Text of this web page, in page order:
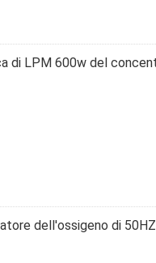
di LPM 600w del
dell'ossigeno di 50HZ